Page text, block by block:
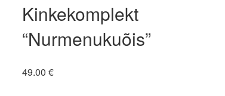
Kinkekomplekt
“Nurmenukuõis”
49.00 €